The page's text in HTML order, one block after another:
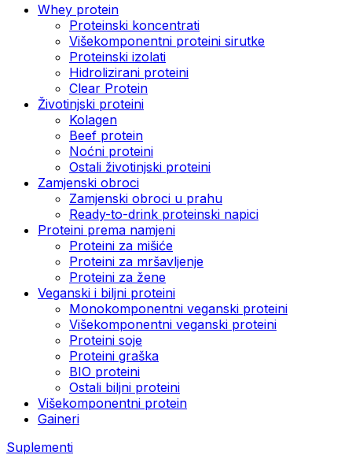
Whey protein
Proteinski koncentrati
Višekomponentni proteini sirutke
Proteinski izolati
Hidrolizirani proteini
Clear Protein
Životinjski proteini
Kolagen
Beef protein
Noćni proteini
Ostali životinjski proteini
Zamjenski obroci
Zamjenski obroci u prahu
Ready-to-drink proteinski napici
Proteini prema namjeni
Proteini za mišiće
Proteini za mršavljenje
Proteini za žene
Veganski i biljni proteini
Monokomponentni veganski proteini
Višekomponentni veganski proteini
Proteini soje
Proteini graška
BIO proteini
Ostali biljni proteini
Višekomponentni protein
Gaineri
Suplementi